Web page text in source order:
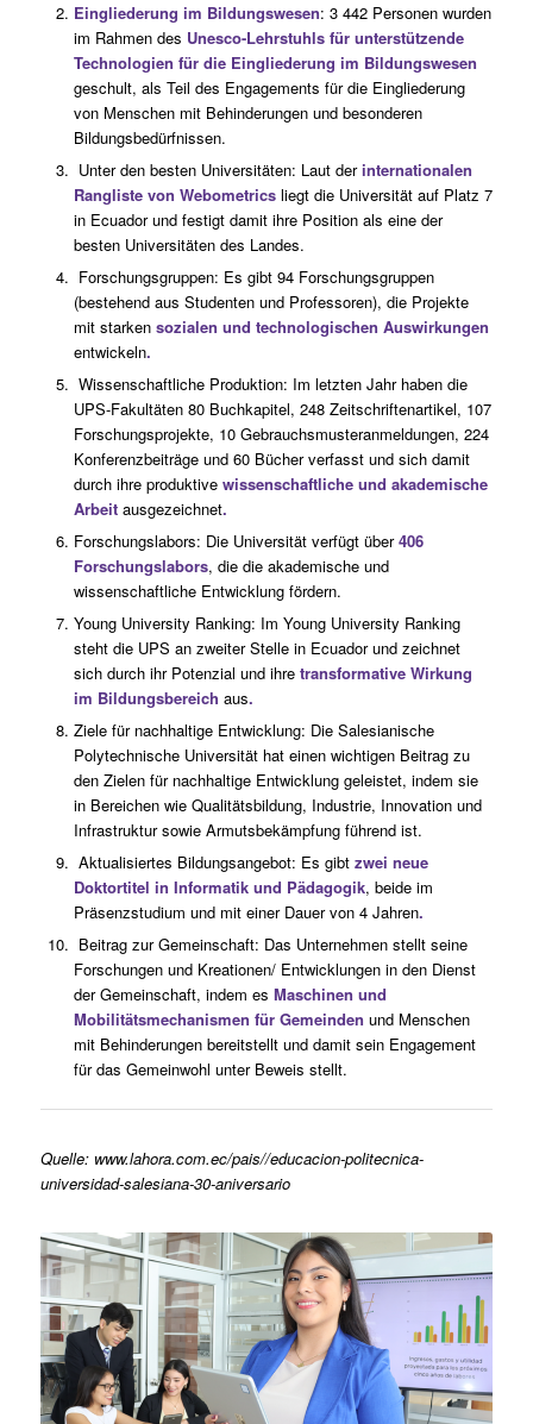
Eingliederung im Bildungswesen: 3 442 Personen wurden
im Rahmen des Unesco-Lehrstuhls für unterstützende
Technologien für die Eingliederung im Bildungswesen
geschult, als Teil des Engagements für die Eingliederung
von Menschen mit Behinderungen und besonderen
Bildungsbedürfnissen.
Unter den besten Universitäten: Laut derinternationalen
Rangliste von Webometrics liegt die Universität auf Platz 7
in Ecuador und festigt damit ihre Position als eine der
besten Universitäten des Landes.
Forschungsgruppen: Es gibt 94 Forschungsgruppen
(bestehend aus Studenten und Professoren), die Projekte
mit starken sozialen und technologischen Auswirkungen
entwickeln.
Wissenschaftliche Produktion: Im letzten Jahr haben die
UPS-Fakultäten 80 Buchkapitel, 248 Zeitschriftenartikel, 107
Forschungsprojekte, 10 Gebrauchsmusteranmeldungen, 224
Konferenzbeiträge und 60 Bücher verfasst und sich damit
durch ihre produktive wissenschaftliche und akademische
Arbeit ausgezeichnet.
Forschungslabors: Die Universität verfügt über406
Forschungslabors, die die akademische und
wissenschaftliche Entwicklung fördern.
Young University Ranking: Im Young University Ranking
steht die UPS an zweiter Stelle in Ecuador und zeichnet
sich durch ihr Potenzial und ihre transformative Wirkung
im Bildungsbereich aus.
Ziele für nachhaltige Entwicklung: Die Salesianische
Polytechnische Universität hat einen wichtigen Beitrag zu
den Zielen für nachhaltige Entwicklung geleistet, indem sie
in Bereichen wie Qualitätsbildung, Industrie, Innovation und
Infrastruktur sowie Armutsbekämpfung führend ist.
Aktualisiertes Bildungsangebot: Es gibt zwei neue
Doktortitel in Informatik und Pädagogik, beide im
Präsenzstudium und mit einer Dauer von 4 Jahren.
Beitrag zur Gemeinschaft: Das Unternehmen stellt seine
Forschungen und Kreationen/ Entwicklungen in den Dienst
der Gemeinschaft, indem es Maschinen und
Mobilitätsmechanismen für Gemeinden und Menschen
mit Behinderungen bereitstellt und damit sein Engagement
für das Gemeinwohl unter Beweis stellt.
Quelle: www.lahora.com.ec/pais//educacion-politecnica-
universidad-salesiana-30-aniversario